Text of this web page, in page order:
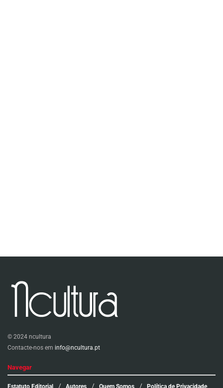
© 2024 ncultura
Contacte-nos em info@ncultura.pt
Navegar
Estatuto Editorial Autores Quem Somos Política de Privacidade